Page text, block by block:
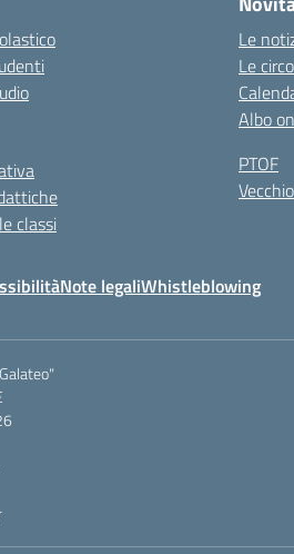
classi
Le
Le
Albo
PTOF
Note legaliWhistleblowing